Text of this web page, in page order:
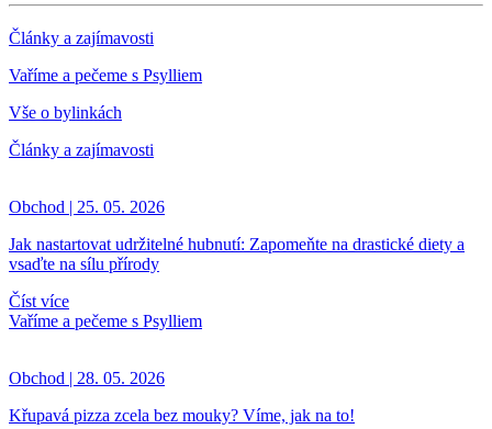
Články a zajímavosti
Vaříme a pečeme s Psylliem
Vše o bylinkách
Články a zajímavosti
Obchod | 25. 05. 2026
Jak nastartovat udržitelné hubnutí: Zapomeňte na drastické diety a
vsaďte na sílu přírody
Číst více
Vaříme a pečeme s Psylliem
Obchod | 28. 05. 2026
Křupavá pizza zcela bez mouky? Víme, jak na to!